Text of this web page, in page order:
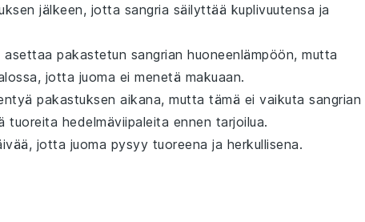
jälkeen, jotta sangria säilyttää kuplivuutensa ja
asettaa pakastetun sangrian huoneenlämpöön, mutta
jotta juoma ei menetä makuaan.
pakastuksen aikana, mutta tämä ei vaikuta sangrian
tuoreita hedelmäviipaleita ennen tarjoilua.
jotta juoma pysyy tuoreena ja herkullisena.